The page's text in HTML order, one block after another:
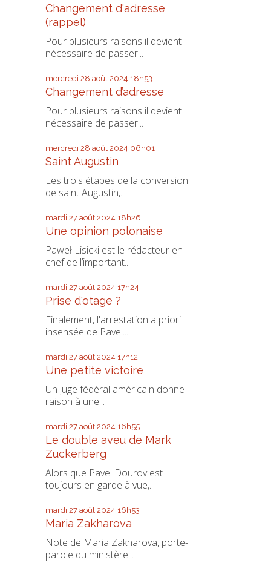
Changement d'adresse
(rappel)
Pour plusieurs raisons il devient
nécessaire de passer...
mercredi 28 août 2024 18h53
Changement d’adresse
Pour plusieurs raisons il devient
nécessaire de passer...
mercredi 28 août 2024 06h01
Saint Augustin
Les trois étapes de la conversion
de saint Augustin,...
mardi 27 août 2024 18h26
Une opinion polonaise
Paweł Lisicki est le rédacteur en
chef de l’important...
mardi 27 août 2024 17h24
Prise d'otage ?
Finalement, l'arrestation a priori
insensée de Pavel...
mardi 27 août 2024 17h12
Une petite victoire
Un juge fédéral américain donne
raison à une...
mardi 27 août 2024 16h55
Le double aveu de Mark
Zuckerberg
Alors que Pavel Dourov est
toujours en garde à vue,...
mardi 27 août 2024 16h53
Maria Zakharova
Note de Maria Zakharova, porte-
parole du ministère...